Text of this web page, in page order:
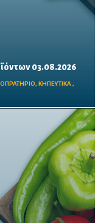
03.08.2026
, ΚΗΠΕΥΤΙΚΑ ,